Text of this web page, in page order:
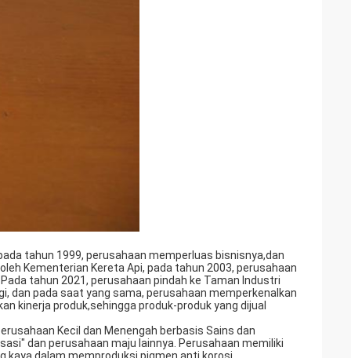
tahun 1999, perusahaan memperluas bisnisnya,dan
Kementerian Kereta Api, pada tahun 2003, perusahaan
tahun 2021, perusahaan pindah ke Taman Industri
dan pada saat yang sama, perusahaan memperkenalkan
kinerja produk,sehingga produk-produk yang dijual
Kecil dan Menengah berbasis Sains dan
dan perusahaan maju lainnya. Perusahaan memiliki
kaya dalam memproduksi pigmen anti korosi